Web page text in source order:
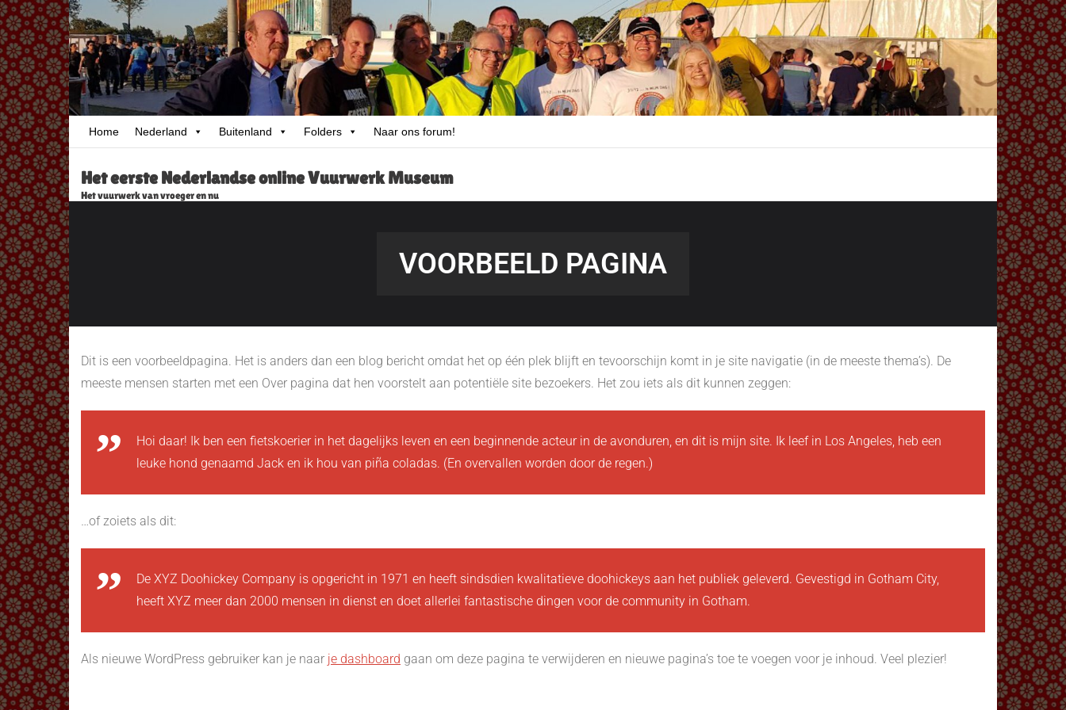
Skip
to
content
Home Nederland Buitenland Folders Naar ons forum!
Het eerste Nederlandse online Vuurwerk Museum
Het vuurwerk van vroeger en nu
VOORBEELD PAGINA
Dit is een voorbeeldpagina. Het is anders dan een blog bericht omdat het op één plek blijft en tevoorschijn komt in je site navigatie (in de meeste thema’s). De
meeste mensen starten met een Over pagina dat hen voorstelt aan potentiële site bezoekers. Het zou iets als dit kunnen zeggen:
Hoi daar! Ik ben een fietskoerier in het dagelijks leven en een beginnende acteur in de avonduren, en dit is mijn site. Ik leef in Los Angeles, heb een
leuke hond genaamd Jack en ik hou van piña coladas. (En overvallen worden door de regen.)
…of zoiets als dit:
De XYZ Doohickey Company is opgericht in 1971 en heeft sindsdien kwalitatieve doohickeys aan het publiek geleverd. Gevestigd in Gotham City,
heeft XYZ meer dan 2000 mensen in dienst en doet allerlei fantastische dingen voor de community in Gotham.
Als nieuwe WordPress gebruiker kan je naar je dashboard gaan om deze pagina te verwijderen en nieuwe pagina’s toe te voegen voor je inhoud. Veel plezier!